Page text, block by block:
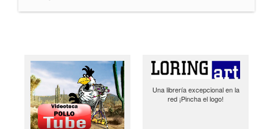
Una librería excepcional en la
red ¡Pincha el logo!